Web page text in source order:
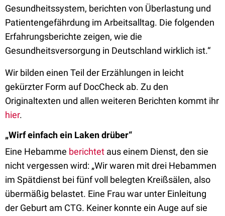
Gesundheitssystem, berichten von Überlastung und
Patientengefährdung im Arbeitsalltag. Die folgenden
Erfahrungsberichte zeigen, wie die
Gesundheitsversorgung in Deutschland wirklich ist.“
Wir bilden einen Teil der Erzählungen in leicht
gekürzter Form auf DocCheck ab. Zu den
Originaltexten und allen weiteren Berichten kommt ihr
hier.
„Wirf einfach ein Laken drüber“
Eine Hebamme berichtet aus einem Dienst, den sie
nicht vergessen wird: „Wir waren mit drei Hebammen
im Spätdienst bei fünf voll belegten Kreißsälen, also
übermäßig belastet. Eine Frau war unter Einleitung
der Geburt am CTG. Keiner konnte ein Auge auf sie